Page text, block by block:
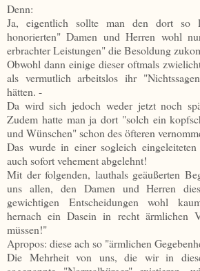
Denn:
Ja, eigentlich sollte man den dort so
honorierten" Damen und Herren wohl
erbrachter Leistungen" die Besoldung
Obwohl dann einige dieser oftmals
als vermutlich arbeitslos ihr
hätten. -
Da wird sich jedoch weder jetzt noch
Zudem hatte man ja dort "solch ein
und Wünschen" schon des öfteren
Das wurde in einer sogleich
auch sofort vehement abgelehnt!
Mit der folgenden, lauthals geäußerten
uns allen, den Damen und Herren
gewichtigen Entscheidungen wohl
hernach ein Dasein in recht ärmlichen
müssen!"
Apropos: diese ach so "ärmlichen
Die Mehrheit von uns, die wir in